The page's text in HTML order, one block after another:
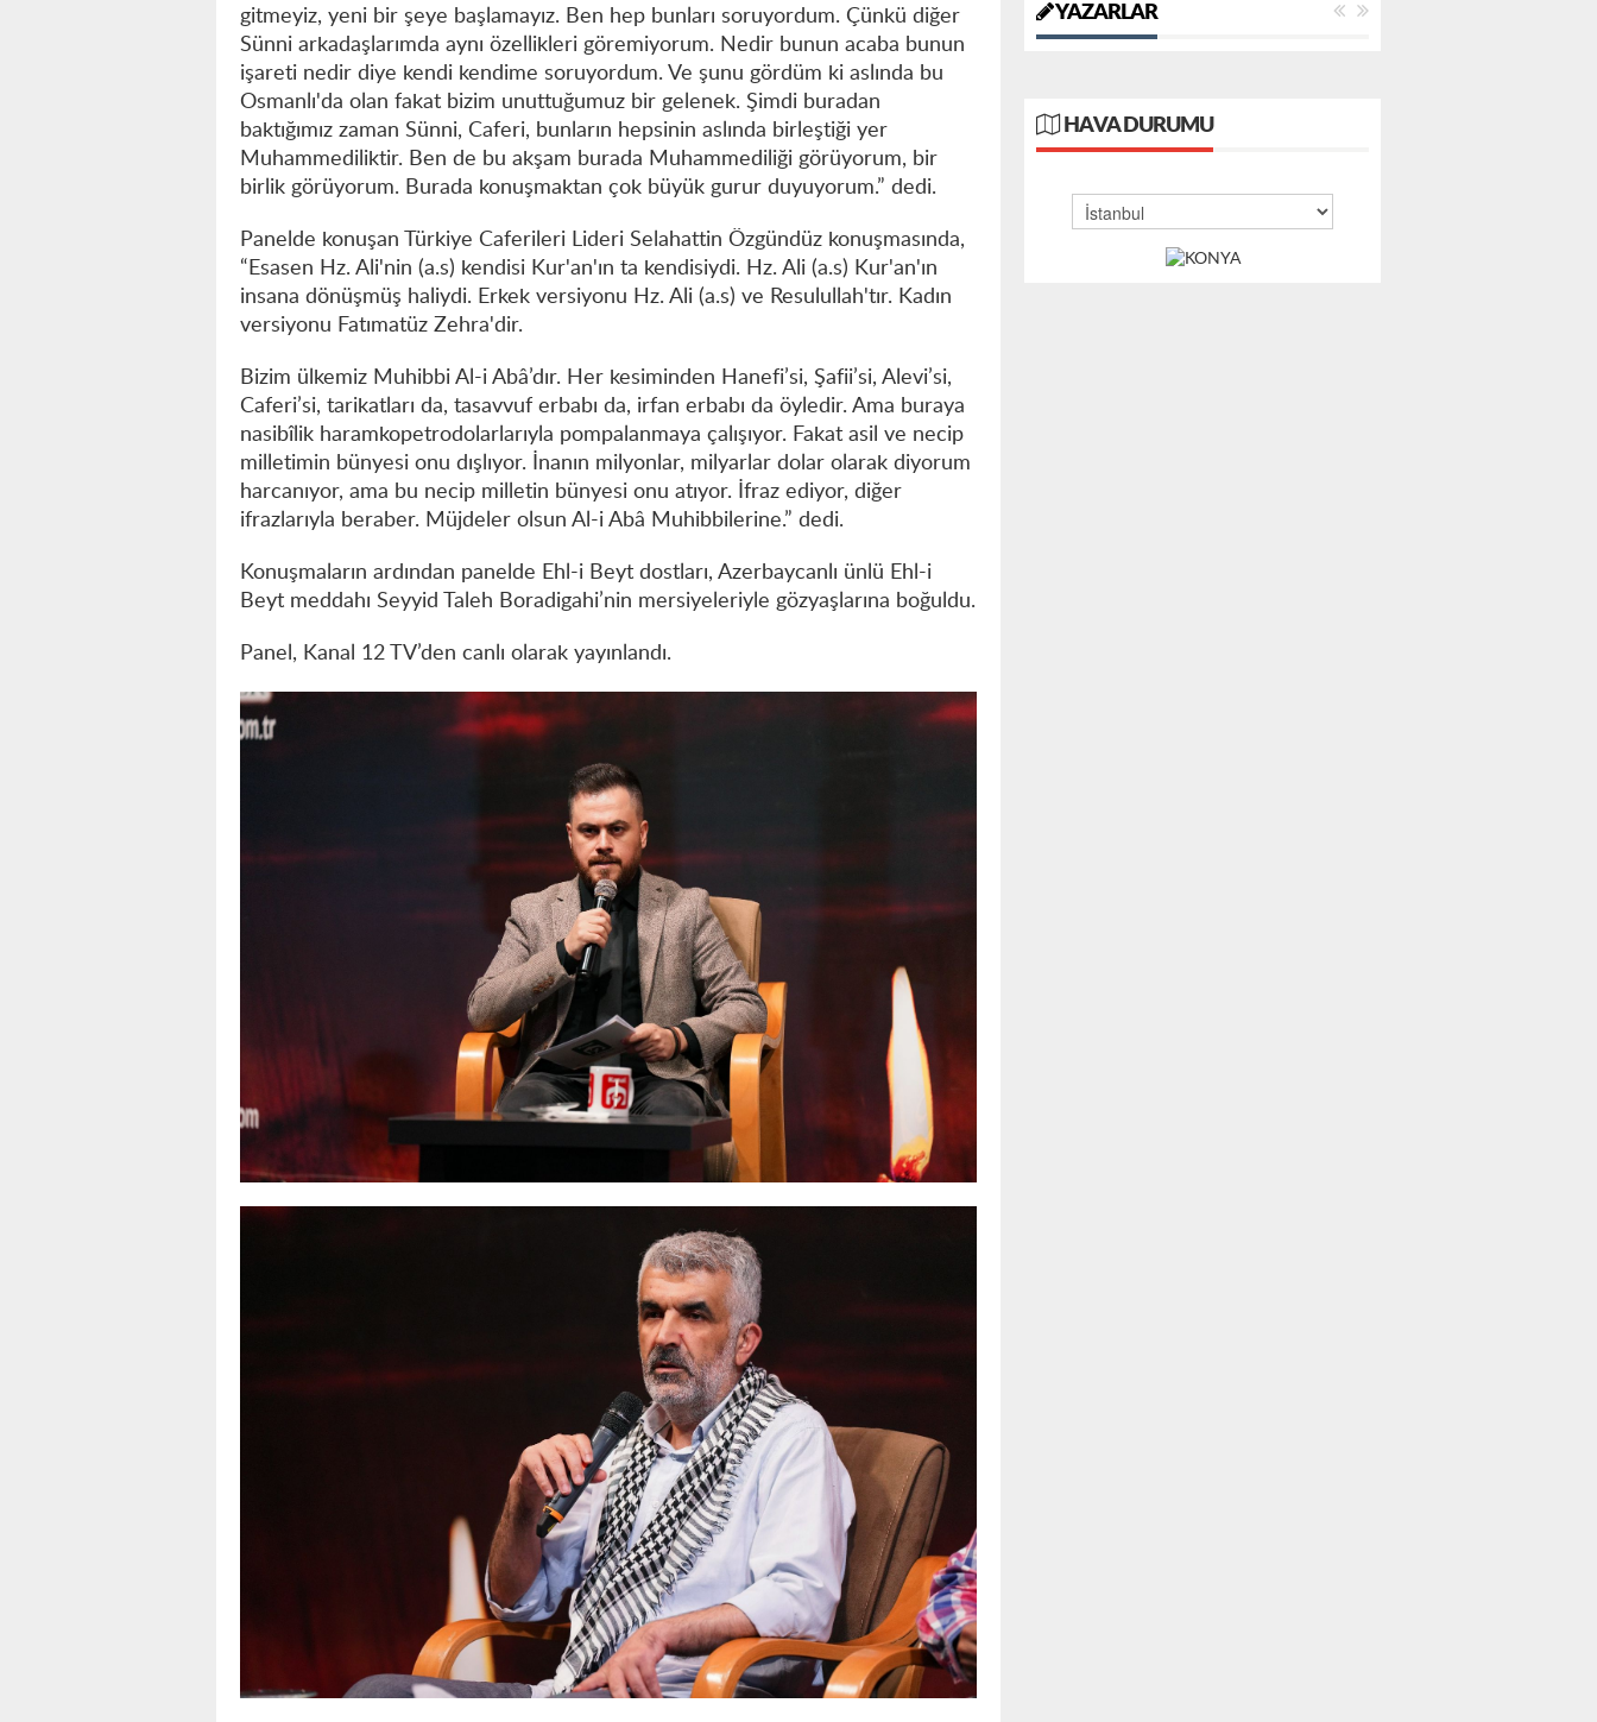
gitmeyiz, yeni bir şeye başlamayız. Ben hep bunları soruyordum. Çünkü diğer
Sünni arkadaşlarımda aynı özellikleri göremiyorum. Nedir bunun acaba bunun
işareti nedir diye kendi kendime soruyordum. Ve şunu gördüm ki aslında bu
Osmanlı'da olan fakat bizim unuttuğumuz bir gelenek. Şimdi buradan
baktığımız zaman Sünni, Caferi, bunların hepsinin aslında birleştiği yer
Muhammediliktir. Ben de bu akşam burada Muhammediliği görüyorum, bir
birlik görüyorum. Burada konuşmaktan çok büyük gurur duyuyorum.” dedi.
Panelde konuşan Türkiye Caferileri Lideri Selahattin Özgündüz konuşmasında,
“Esasen Hz. Ali'nin (a.s) kendisi Kur'an'ın ta kendisiydi. Hz. Ali (a.s) Kur'an'ın
insana dönüşmüş haliydi. Erkek versiyonu Hz. Ali (a.s) ve Resulullah'tır. Kadın
versiyonu Fatımatüz Zehra'dir.
Bizim ülkemiz Muhibbi Al-i Abâ’dır. Her kesiminden Hanefi’si, Şafii’si, Alevi’si,
Caferi’si, tarikatları da, tasavvuf erbabı da, irfan erbabı da öyledir. Ama buraya
nasibîlik haramkopetrodolarlarıyla pompalanmaya çalışıyor. Fakat asil ve necip
milletimin bünyesi onu dışlıyor. İnanın milyonlar, milyarlar dolar olarak diyorum
harcanıyor, ama bu necip milletin bünyesi onu atıyor. İfraz ediyor, diğer
ifrazlarıyla beraber. Müjdeler olsun Al-i Abâ Muhibbilerine.” dedi.
Konuşmaların ardından panelde Ehl-i Beyt dostları, Azerbaycanlı ünlü Ehl-i
Beyt meddahı Seyyid Taleh Boradigahi’nin mersiyeleriyle gözyaşlarına boğuldu.
Panel, Kanal 12 TV’den canlı olarak yayınlandı.
YAZARLAR
HAVA DURUMU